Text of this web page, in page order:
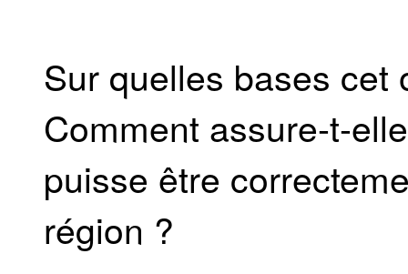
Sur quelles bases cet
Comment assure-t-
puisse être
région ?